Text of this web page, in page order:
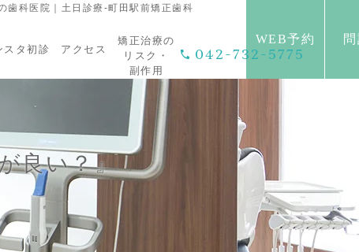
スタ初診 アクセス
矯正治療の
リスク・
副作用
042-732-5775
WEB予約
歯科医院｜土日診療-町田駅前矯正歯科
良い？』